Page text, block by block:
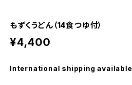
もずくうどん（14食つゆ付）
¥4,400
International shipping available